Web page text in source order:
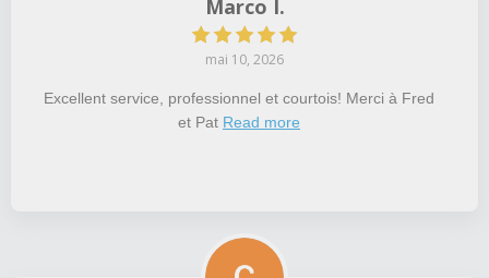
Marco I.
mai 10, 2026
Excellent service, professionnel et courtois! Merci à Fred
et Pat Read more